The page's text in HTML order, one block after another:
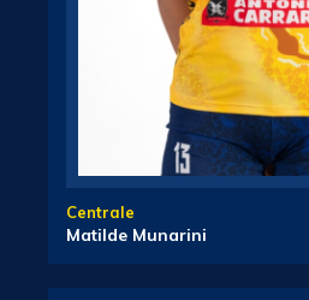
Centrale
Matilde Munarini